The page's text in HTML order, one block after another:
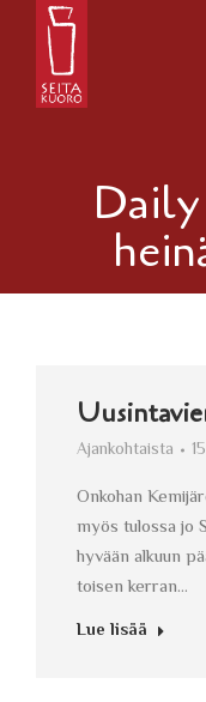
Ajankohtaista
Onkohan
myös tulossa jo
hyvään alkuun
toisen kerran…
Lue lisää